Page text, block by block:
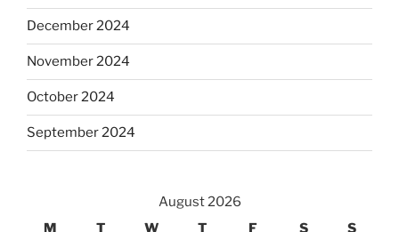
December 2024
November 2024
October 2024
September 2024
August 2026
M
T W T F S S